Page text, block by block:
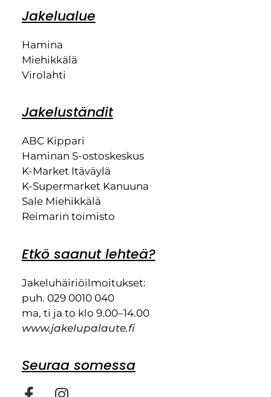
Jakelualue
Hamina
Miehikkälä
Virolahti
Jakeluständit
ABC Kippari
Haminan S-ostoskeskus
K-Market Itäväylä
K-Supermarket Kanuuna
Sale Miehikkälä
Reimarin toimisto
Etkö saanut lehteä?
Jakeluhäiriöilmoitukset:
puh. 029 0010 040
ma, ti ja to klo 9.00–14.00
www.jakelupalaute.fi
Seuraa somessa